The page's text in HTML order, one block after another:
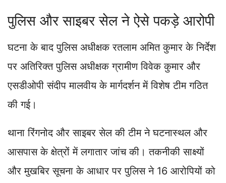
पुलिस और साइबर सेल ने ऐसे पकड़े आरोपी
घटना के बाद पुलिस अधीक्षक रतलाम अमित कुमार के निर्देश
पर अतिरिक्त पुलिस अधीक्षक ग्रामीण विवेक कुमार और
एसडीओपी संदीप मालवीय के मार्गदर्शन में विशेष टीम गठित
की गई।
थाना रिंगनोद और साइबर सेल की टीम ने घटनास्थल और
आसपास के क्षेत्रों में लगातार जांच की। तकनीकी साक्ष्यों
और मुखबिर सूचना के आधार पर पुलिस ने 16 आरोपियों को